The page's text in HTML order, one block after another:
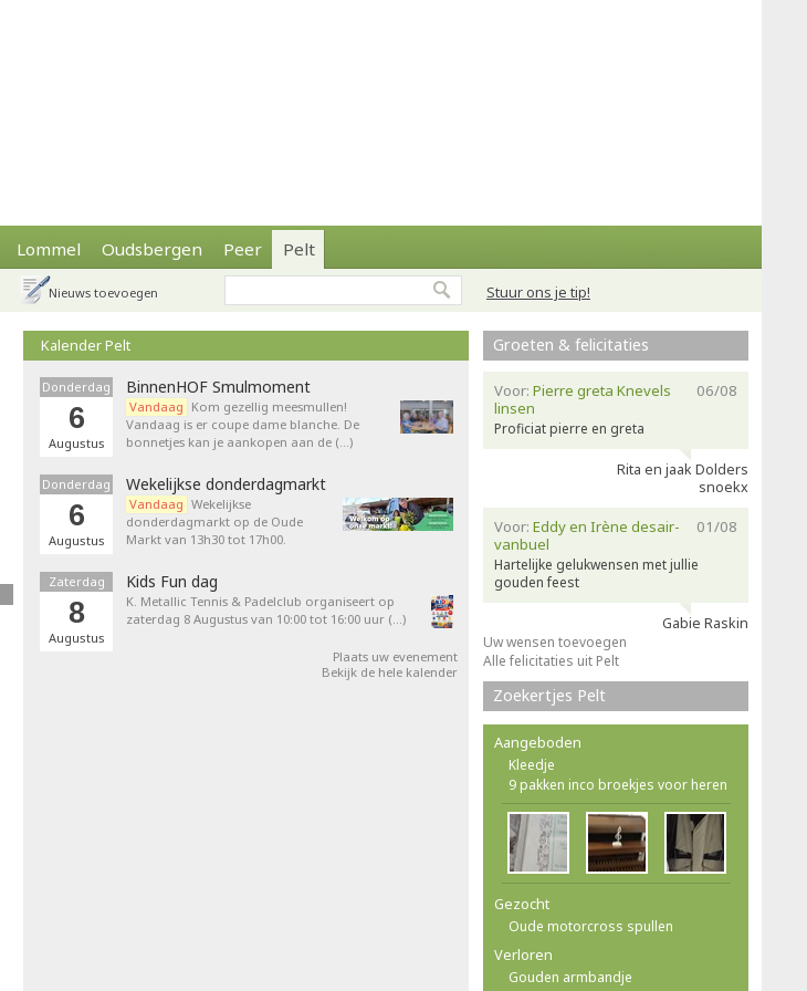
Lommel Oudsbergen Peer Pelt
Stuur ons je tip!
Nieuws toevoegen
Kalender Pelt
Donderdag
6
Augustus
BinnenHOF Smulmoment
Vandaag Kom gezellig meesmullen!
Vandaag is er coupe dame blanche. De
bonnetjes kan je aankopen aan de (…)
Donderdag
6
Augustus
Wekelijkse donderdagmarkt
Vandaag Wekelijkse
donderdagmarkt op de Oude
Markt van 13h30 tot 17h00.
Zaterdag
8
Augustus
Kids Fun dag
K. Metallic Tennis & Padelclub organiseert op
zaterdag 8 Augustus van 10:00 tot 16:00 uur (…)
Plaats uw evenement
Bekijk de hele kalender
Groeten & felicitaties
06/08
Voor: Pierre greta Knevels
linsen
Proficiat pierre en greta
Rita en jaak Dolders
snoekx
01/08
Voor: Eddy en Irène desair-
vanbuel
Hartelijke gelukwensen met jullie
gouden feest
Gabie Raskin
Uw wensen toevoegen
Alle felicitaties uit Pelt
Zoekertjes Pelt
Aangeboden
Kleedje
9 pakken inco broekjes voor heren
Gezocht
Oude motorcross spullen
Verloren
Gouden armbandje